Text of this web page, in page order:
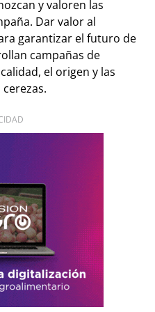
y valoren las
Dar valor al
garantizar el futuro de
campañas de
el origen y las